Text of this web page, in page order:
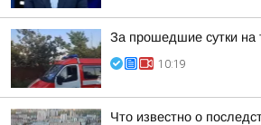
За прошедшие сутки на
10:19
Что известно о